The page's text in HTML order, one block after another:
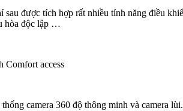
sau được tích hợp rất nhiều tính năng điều
hòa độc lập …
Comfort access
camera 360 độ thông minh và camera lùi.